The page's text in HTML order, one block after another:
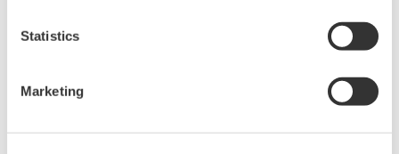
Statistics
Marketing
Suchen Sie mehr Informationen über unsere
Mitarbeiter, Technologie oder Lösungen?